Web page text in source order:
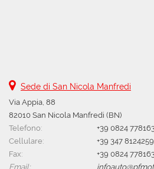
Sede di San Nicola Manfredi
Via Appia, 88
82010 San Nicola Manfredi (BN)
Telefono:
+39 0824
Cellulare:
+39 347 8124259
Fax:
+39 0824
Email: